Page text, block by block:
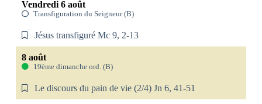
Vendredi 6 août
Transfiguration du Seigneur (B)
Jésus transfiguré Mc 9, 2-13
8 août
19ème dimanche ord. (B)
Le discours du pain de vie (2/4) Jn 6, 41-51